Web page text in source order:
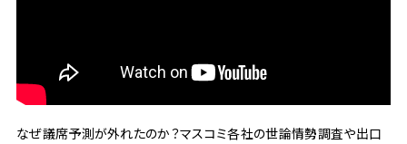
なぜ議席予測が外れたのか？マスコミ各社の世論情勢調査や出口